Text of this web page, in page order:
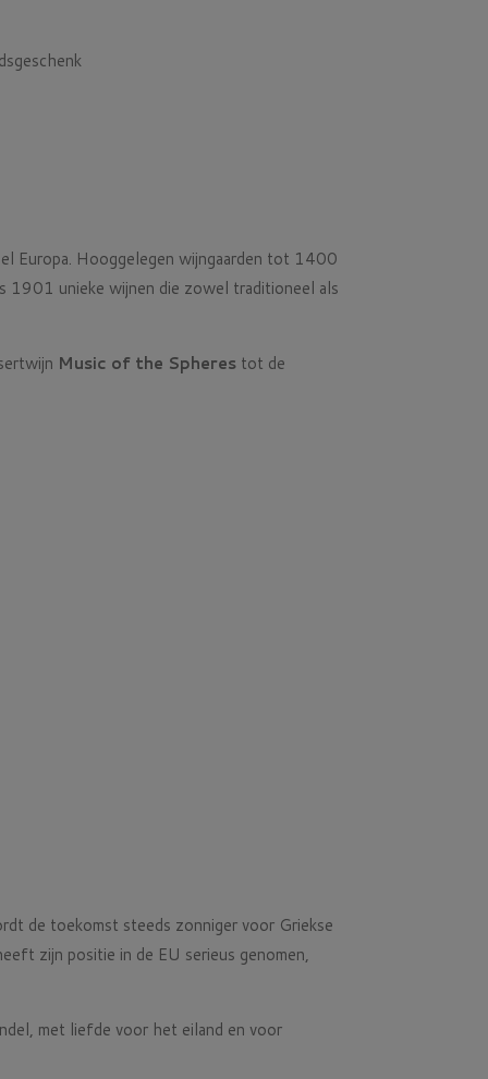
Europa. Hooggelegen wijngaarden tot 1400
1901 unieke wijnen die zowel traditioneel als
Music of the Spheres tot de
de toekomst steeds zonniger voor Griekse
zijn positie in de EU serieus genomen,
met liefde voor het eiland en voor